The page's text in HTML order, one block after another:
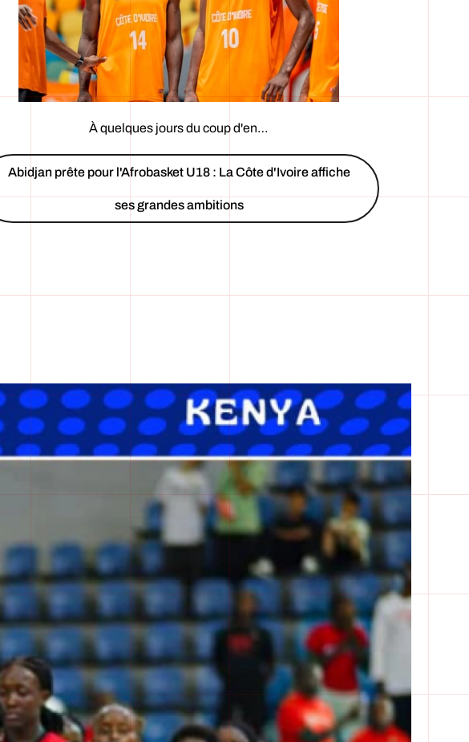
À quelques jours du coup d'en…
Abidjan prête pour l'Afrobasket U18 : La Côte d'Ivoire affiche
ses grandes ambitions